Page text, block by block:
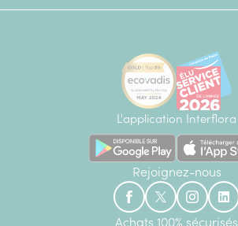
L'application Interflora
Rejoignez-nous
Achats 100% sécurisés